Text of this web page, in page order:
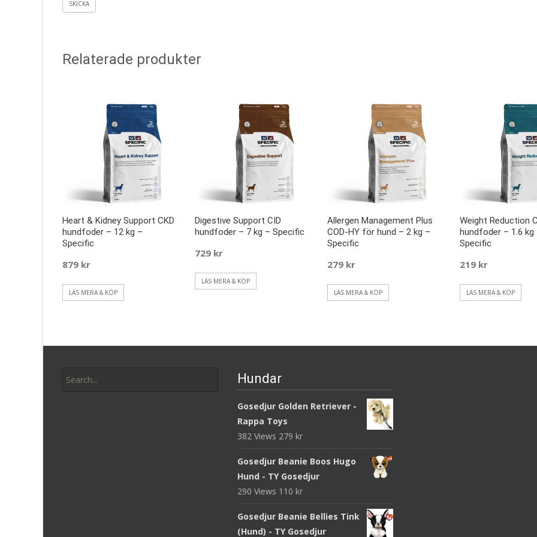
Relaterade produkter
Heart & Kidney Support CKD
hundfoder – 12 kg –
Specific
879 kr
LÄS MERA & KÖP
Digestive Support CID
hundfoder – 7 kg – Specific
729 kr
LÄS MERA & KÖP
Allergen Management Plus
COD-HY för hund – 2 kg –
Specific
279 kr
LÄS MERA & KÖP
Weight Reduction
hundfoder – 1.6 kg
Specific
219 kr
LÄS MERA & KÖP
for:
Hundar
Gosedjur Golden Retriever -
Rappa Toys
382 Views 279 kr
Gosedjur Beanie Boos Hugo
Hund - TY Gosedjur
290 Views 110 kr
Gosedjur Beanie Bellies Tink
(Hund) - TY Gosedjur